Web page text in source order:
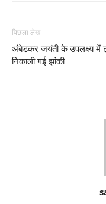
पिछला लेख
अंबेडकर जयंती के उपलक्ष्य में
निकाली गई झांकी